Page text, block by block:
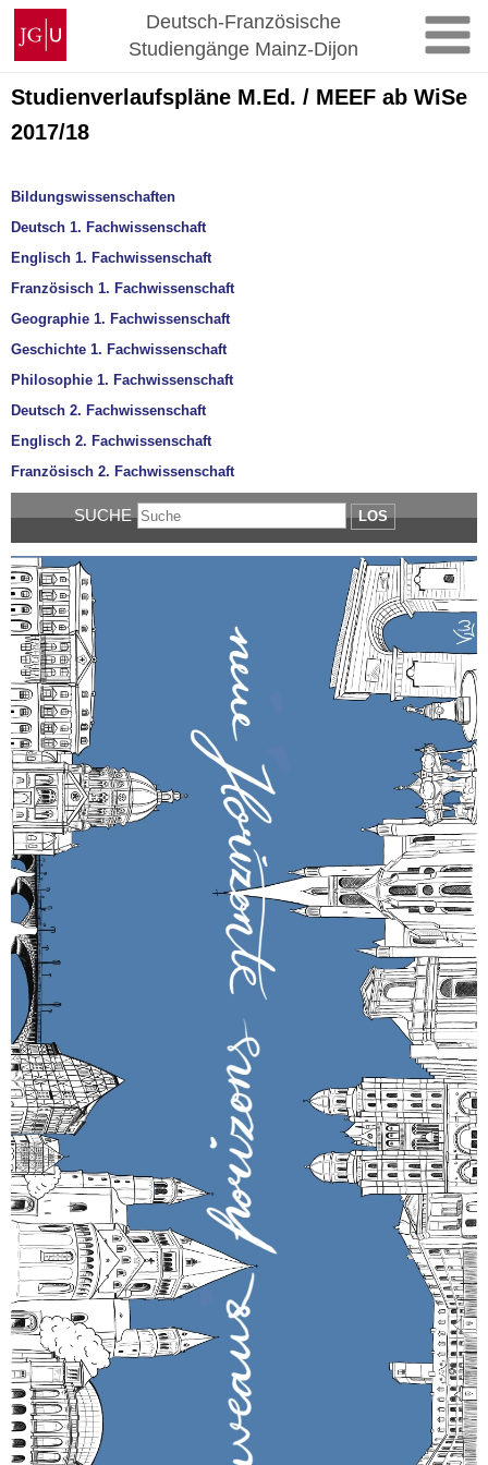
Zum
Inhalt
springen
Johannes
Gutenberg-
Universität
Mainz
Deutsch-Französische
Studiengänge Mainz-Dijon
Studienverlaufspläne M.Ed. / MEEF ab WiSe
2017/18
Bildungswissenschaften
Deutsch 1. Fachwissenschaft
Englisch 1. Fachwissenschaft
Französisch 1. Fachwissenschaft
Geographie 1. Fachwissenschaft
Geschichte 1. Fachwissenschaft
Philosophie 1. Fachwissenschaft
Deutsch 2. Fachwissenschaft
Englisch 2. Fachwissenschaft
Französisch 2. Fachwissenschaft
SUCHE LOS